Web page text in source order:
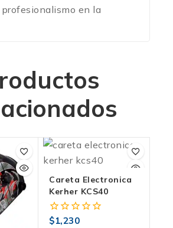
en la
Careta Electronica
Kerher KCS40
0
$1,230